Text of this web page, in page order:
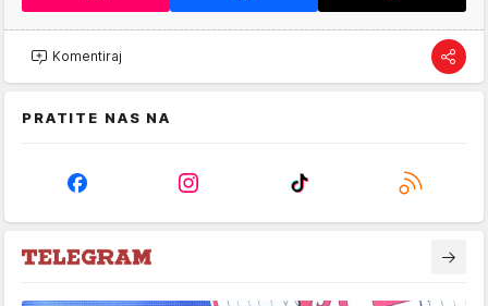
Komentiraj
PRATITE NAS NA